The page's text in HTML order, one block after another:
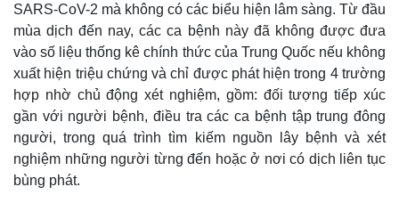
Thế giới
Quan sát
Cuộc sống đó đây
Hồ sơ
Multimedia
Video
Ảnh
E-Magazine
Infographic
SARS-CoV-2 mà không có các biểu hiện lâm sàng. Từ đầu
mùa dịch đến nay, các ca bệnh này đã không được đưa
vào số liệu thống kê chính thức của Trung Quốc nếu không
xuất hiện triệu chứng và chỉ được phát hiện trong 4 trường
hợp nhờ chủ động xét nghiệm, gồm: đối tượng tiếp xúc
gần với người bệnh, điều tra các ca bệnh tập trung đông
người, trong quá trình tìm kiếm nguồn lây bệnh và xét
nghiệm những người từng đến hoặc ở nơi có dịch liên tục
bùng phát.